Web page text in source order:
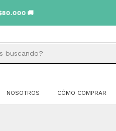
🚚
NOSOTROS CÓMO COMPRAR